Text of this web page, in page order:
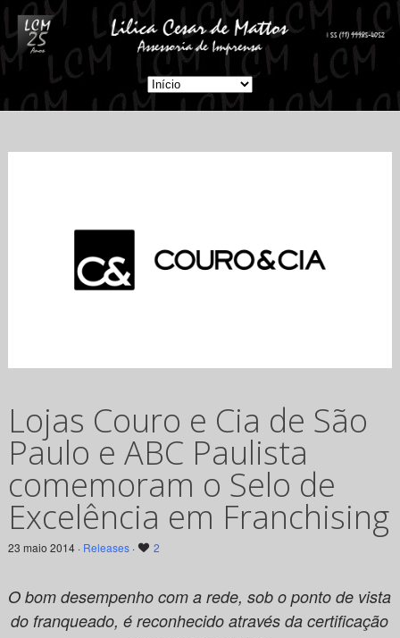
Lojas Couro e Cia de São
Paulo e ABC Paulista
comemoram o Selo de
Excelência em Franchising
23 maio 2014 · Releases· 2
O bom desempenho com a rede, sob o ponto de vista
do franqueado, é reconhecido através da certificação